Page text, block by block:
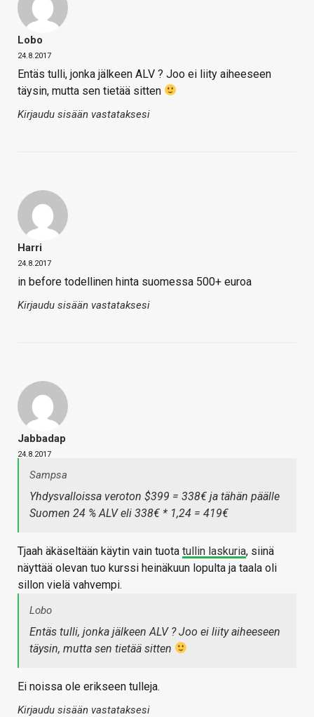
Lobo
24.8.2017
Entäs tulli, jonka jälkeen ALV ? Joo ei liity aiheeseen
täysin, mutta sen tietää sitten
Kirjaudu sisään vastataksesi
Harri
24.8.2017
in before todellinen hinta suomessa 500+ euroa
Kirjaudu sisään vastataksesi
Jabbadap
24.8.2017
Sampsa
Yhdysvalloissa veroton $399 = 338€ ja tähän päälle
Suomen 24 % ALV eli 338€ * 1,24 = 419€
Tjaah äkäseltään käytin vain tuota tullin laskuria, siinä
näyttää olevan tuo kurssi heinäkuun lopulta ja taala oli
sillon vielä vahvempi.
Lobo
Entäs tulli, jonka jälkeen ALV ? Joo ei liity aiheeseen
täysin, mutta sen tietää sitten
Ei noissa ole erikseen tulleja.
Kirjaudu sisään vastataksesi